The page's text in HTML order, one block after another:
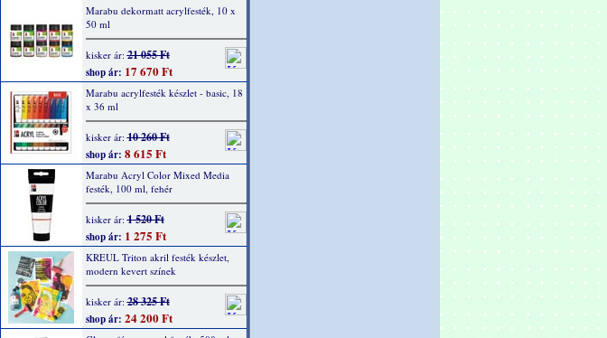
Marabu dekormatt acrylfesték, 10 x
50 ml
kisker ár:21 055 Ft
shop ár: 17 670 Ft
Marabu acrylfesték készlet - basic, 18
x 36 ml
kisker ár:10 260 Ft
shop ár: 8 615 Ft
Marabu Acryl Color Mixed Media
festék, 100 ml, fehér
kisker ár:1 520 Ft
shop ár: 1 275 Ft
KREUL Triton akril festék készlet,
modern kevert színek
kisker ár:28 325 Ft
shop ár: 24 200 Ft